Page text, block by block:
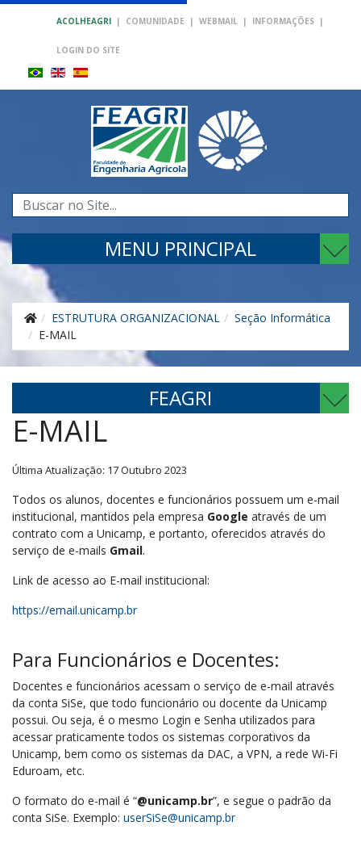
ACOLHEAGRI | COMUNIDADE | WEBMAIL | INFORMAÇÕES |
LOGIN DO SITE
Pesquisar...
MENU PRINCIPAL
ESTRUTURA ORGANIZACIONAL
Seção Informática
E-MAIL
FEAGRI
E-MAIL
Última Atualização: 17 Outubro 2023
Todos os alunos, docentes e funcionários possuem um e-mail
institucional, mantidos pela empresa Google através de um
contrato com a Unicamp, e portanto, oferecidos através do
serviço de e-mails Gmail.
Link de acesso ao E-mail institucional:
https://email.unicamp.br
Para Funcionários e Docentes:
Docentes e funcionários acessam o serviço de e-mail através
da conta SiSe, que todo funcionário ou docente da Unicamp
possui. Ou seja, é o mesmo Login e Senha utilizados para
acessar praticamente todos os sistemas corporativos da
Unicamp, bem como os sistemas da DAC, a VPN, a rede Wi-Fi
Eduroam, etc.
O formato do e-mail é “@unicamp.br”, e segue o padrão da
conta SiSe. Exemplo: userSiSe@unicamp.br